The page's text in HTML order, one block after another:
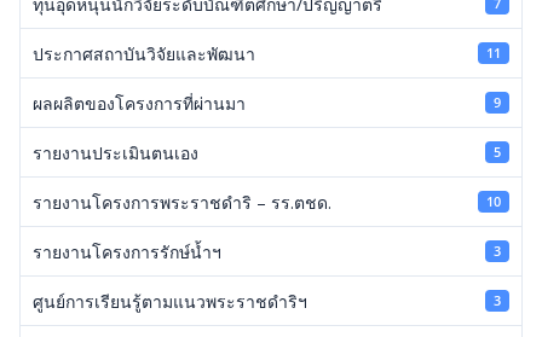
7
ประกาศสถาบันวิจัยและพัฒนา 11
ผลผลิตของโครงการที่ผ่านมา 9
รายงานประเมินตนเอง 5
รายงานโครงการพระราชดำริ – รร.ตชด. 10
รายงานโครงการรักษ์น้ำฯ 3
ศูนย์การเรียนรู้ตามแนวพระราชดำริฯ 3